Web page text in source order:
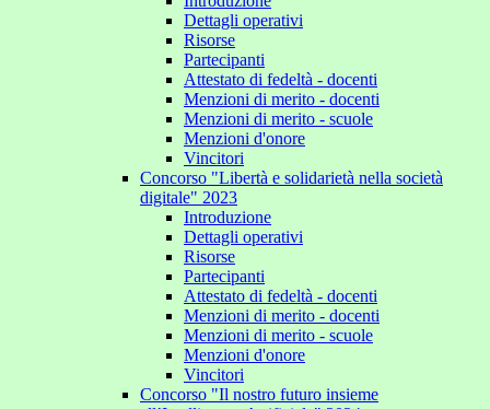
Dettagli operativi
Risorse
Partecipanti
Attestato di fedeltà - docenti
Menzioni di merito - docenti
Menzioni di merito - scuole
Menzioni d'onore
Vincitori
Concorso "Libertà e solidarietà nella società
digitale" 2023
Introduzione
Dettagli operativi
Risorse
Partecipanti
Attestato di fedeltà - docenti
Menzioni di merito - docenti
Menzioni di merito - scuole
Menzioni d'onore
Vincitori
Concorso "Il nostro futuro insieme